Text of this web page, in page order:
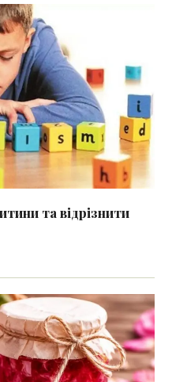
та відрізнити